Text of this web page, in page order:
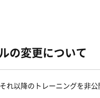
の変更について
れ以降のトレーニングを非公